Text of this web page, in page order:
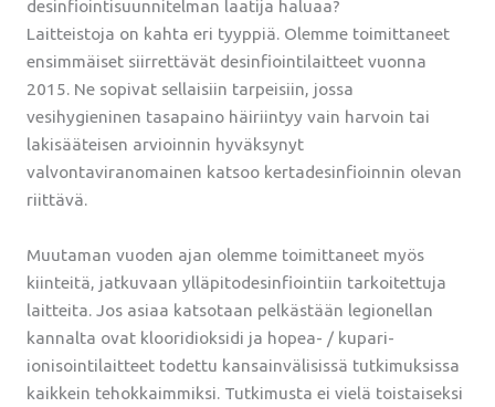
desinfiointisuunnitelman laatija haluaa?
Laitteistoja on kahta eri tyyppiä. Olemme toimittaneet
ensimmäiset siirrettävät desinfiointilaitteet vuonna
2015. Ne sopivat sellaisiin tarpeisiin, jossa
vesihygieninen tasapaino häiriintyy vain harvoin tai
lakisääteisen arvioinnin hyväksynyt
valvontaviranomainen katsoo kertadesinfioinnin olevan
riittävä.
Muutaman vuoden ajan olemme toimittaneet myös
kiinteitä, jatkuvaan ylläpitodesinfiointiin tarkoitettuja
laitteita. Jos asiaa katsotaan pelkästään legionellan
kannalta ovat klooridioksidi ja hopea- / kupari-
ionisointilaitteet todettu kansainvälisissä tutkimuksissa
kaikkein tehokkaimmiksi. Tutkimusta ei vielä toistaiseksi